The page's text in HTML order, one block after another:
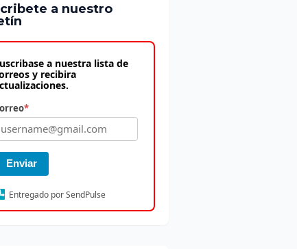
a nuestro
a nuestra lista de
y recibira
*
Enviar
Entregado por SendPulse